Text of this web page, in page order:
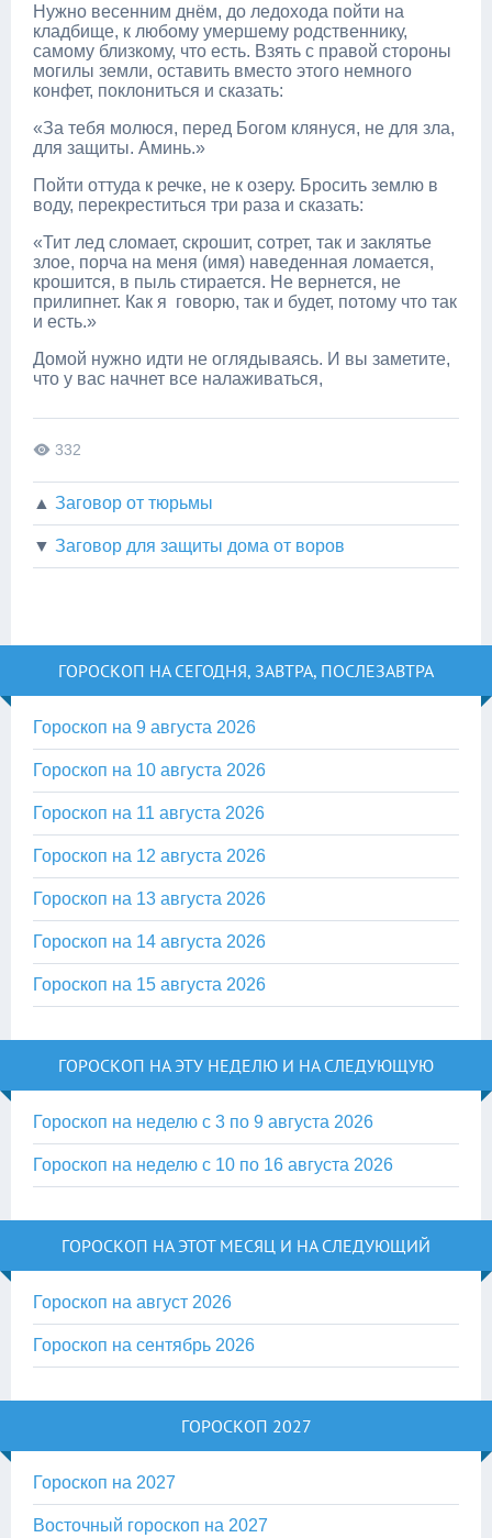
Нужно весенним днём, до ледохода пойти на
кладбище, к любому умершему родственнику,
самому близкому, что есть. Взять с правой стороны
могилы земли, оставить вместо этого немного
конфет, поклониться и сказать:
«За тебя молюся, перед Богом клянуся, не для зла,
для защиты. Аминь.»
Пойти оттуда к речке, не к озеру. Бросить землю в
воду, перекреститься три раза и сказать:
«Тит лед сломает, скрошит, сотрет, так и заклятье
злое, порча на меня (имя) наведенная ломается,
крошится, в пыль стирается. Не вернется, не
прилипнет. Как я говорю, так и будет, потому что так
и есть.»
Домой нужно идти не оглядываясь. И вы заметите,
что у вас начнет все налаживаться,
332
▲ Заговор от тюрьмы
▼ Заговор для защиты дома от воров
ГОРОСКОП НА СЕГОДНЯ, ЗАВТРА, ПОСЛЕЗАВТРА
Гороскоп на 9 августа 2026
Гороскоп на 10 августа 2026
Гороскоп на 11 августа 2026
Гороскоп на 12 августа 2026
Гороскоп на 13 августа 2026
Гороскоп на 14 августа 2026
Гороскоп на 15 августа 2026
ГОРОСКОП НА ЭТУ НЕДЕЛЮ И НА СЛЕДУЮЩУЮ
Гороскоп на неделю с 3 по 9 августа 2026
Гороскоп на неделю с 10 по 16 августа 2026
ГОРОСКОП НА ЭТОТ МЕСЯЦ И НА СЛЕДУЮЩИЙ
Гороскоп на август 2026
Гороскоп на сентябрь 2026
ГОРОСКОП 2027
Гороскоп на 2027
Восточный гороскоп на 2027